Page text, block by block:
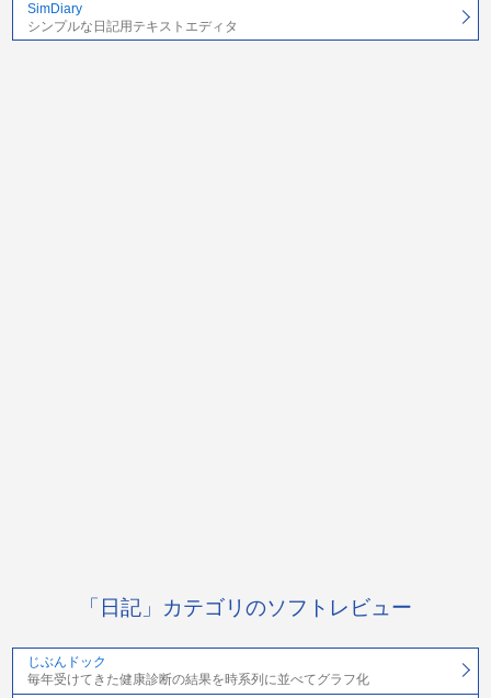
SimDiary
シンプルな日記用テキストエディタ
「日記」カテゴリのソフトレビュー
じぶんドック
毎年受けてきた健康診断の結果を時系列に並べてグラフ化